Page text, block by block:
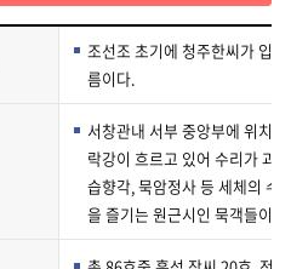
조선조 초기에 청주한씨가 입
름이다.
서창관내 서부 중앙부에 위치
락강이 흐르고 있어 수리가 과
습향각, 묵암정사 등 세체의 수
을 즐기는 원근시인 묵객들이